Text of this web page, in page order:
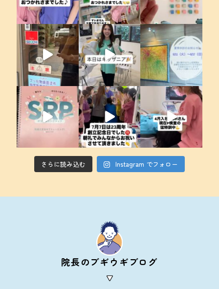
さらに読み込む Instagram でフォロー
院長のブギウギブログ